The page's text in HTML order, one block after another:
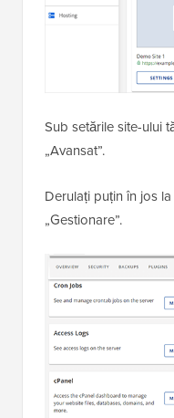
Sub setările site-ului
„Avansat”.
Derulați puțin în jos
„Gestionare”.